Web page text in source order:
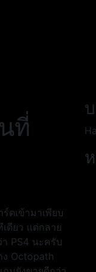
ที่
ตเข้ามาเพียบ
ดียว แต่กลาย
PS4 นะครับ
ง Octopath